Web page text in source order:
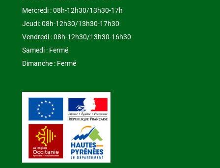
Mercredi : 08h-12h30/13h30-17h
Jeudi: 08h-12h30/13h30-17h30
Vendredi : 08h-12h30/13h30-16h30
Samedi : Fermé
Dimanche : Fermé